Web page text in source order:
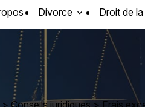
Divorce Droit de